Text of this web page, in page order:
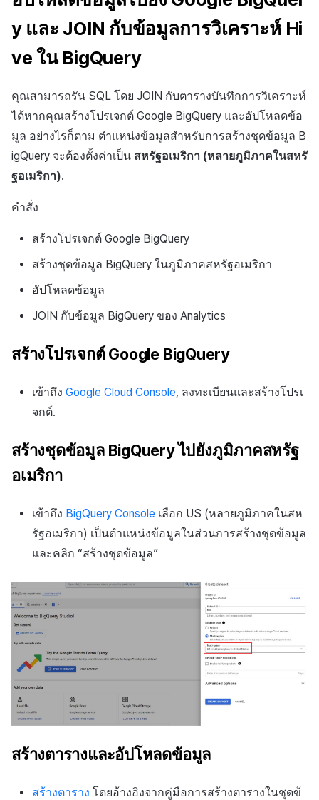
y และ JOIN กับข้อมูลการวิเคราะห์ Hi
ve ใน BigQuery
คุณสามารถรัน SQL โดย JOIN กับตารางบันทึกการวิเคราะห์
ได้หากคุณสร้างโปรเจกต์ Google BigQuery และอัปโหลดข้อ
มูล อย่างไรก็ตาม ตำแหน่งข้อมูลสำหรับการสร้างชุดข้อมูล B
igQuery จะต้องตั้งค่าเป็น สหรัฐอเมริกา (หลายภูมิภาคในสหรั
ฐอเมริกา).
คำสั่ง
สร้างโปรเจกต์ Google BigQuery
สร้างชุดข้อมูล BigQuery ในภูมิภาคสหรัฐอเมริกา
อัปโหลดข้อมูล
JOIN กับข้อมูล BigQuery ของ Analytics
สร้างโปรเจกต์ Google BigQuery
เข้าถึง Google Cloud Console, ลงทะเบียนและสร้างโปรเ
จกต์.
สร้างชุดข้อมูล BigQuery ไปยังภูมิภาคสหรัฐ
อเมริกา
เข้าถึง BigQuery Console เลือก US (หลายภูมิภาคในสห
รัฐอเมริกา) เป็นตำแหน่งข้อมูลในส่วนการสร้างชุดข้อมูล
และคลิก “สร้างชุดข้อมูล”
สร้างตารางและอัปโหลดข้อมูล
สร้างตาราง โดยอ้างอิงจากคู่มือการสร้างตารางในชุดข้